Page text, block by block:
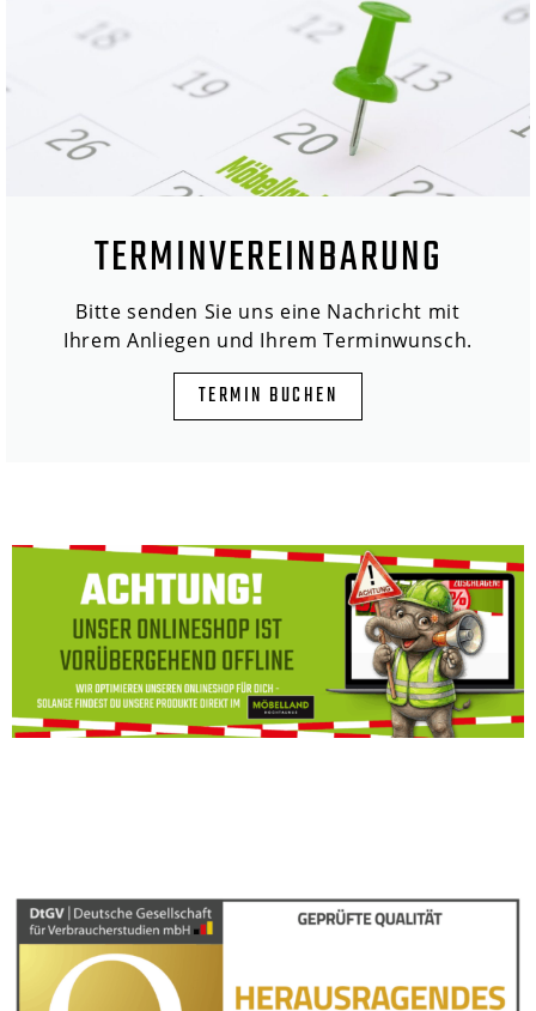
TERMINVEREINBARUNG
Bitte senden Sie uns eine Nachricht mit
Ihrem Anliegen und Ihrem Terminwunsch.
TERMIN BUCHEN